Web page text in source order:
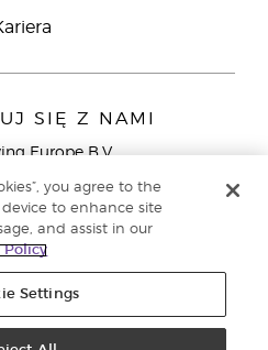
SIĘ Z NAMI
Europe B.V.
Groningen
- Europejska siedziba
(0) 20 3935 9000
you agree to the
to enhance site
and assist in our
Policy
Settings